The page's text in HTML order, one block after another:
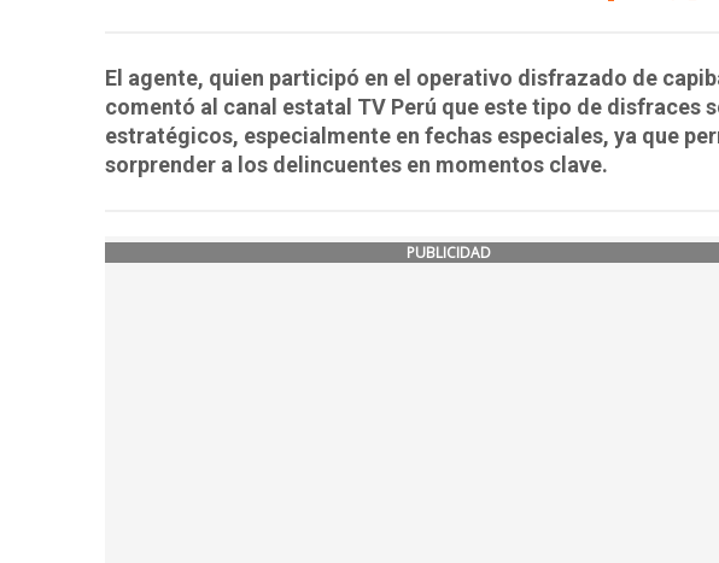
El agente, quien participó en el operativo disfrazado de
comentó al canal estatal TV Perú que este tipo de disfraces
estratégicos, especialmente en fechas especiales, ya que
sorprender a los delincuentes en momentos clave.
PUBLICIDAD